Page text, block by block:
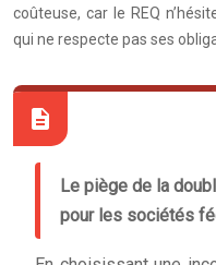
coûteuse, car le REQ
qui ne respecte pas ses
Le piège de la
pour les sociétés